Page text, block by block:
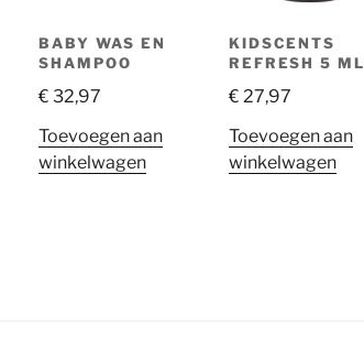
BABY WAS EN
SHAMPOO
€ 32,97
Toevoegen aan
winkelwagen
KIDSCENTS
REFRESH 5 ML
€ 27,97
Toevoegen aan
winkelwagen